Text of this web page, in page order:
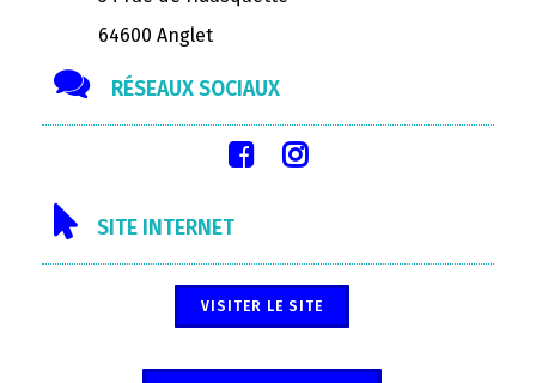
64600 Anglet
RÉSEAUX SOCIAUX
SITE INTERNET
VISITER LE SITE